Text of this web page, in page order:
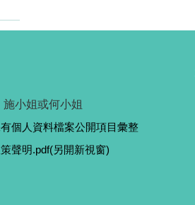
施小姐或何小姐
個人資料檔案公開項目彙整
聲明.pdf(另開新視窗)